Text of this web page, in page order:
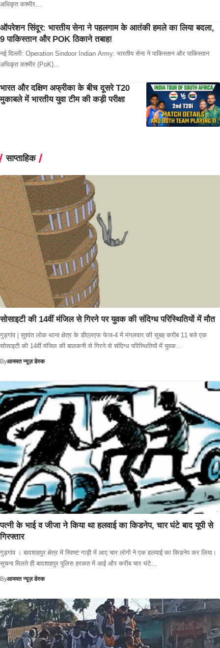
अधिकृत कश्मीर…
ऑपरेशन सिंदूर: भारतीय सेना ने पहलगाम के आतंकी हमले का लिया बदला,
9 पाकिस्तान और POK ठिकाने तबाह!
नई दिल्ली: Operation Sindoor Indian Army: भारतीय सेना ने पाकिस्तान और पाकिस्तान
अधिकृत कश्मीर (PoK)…
भारत और दक्षिण अफ्रीका के बीच दूसरे T20
मुकाबले में भारतीय युवा टीम की कड़ी परीक्षा
साप्ताहिक
सोसाइटी की 14वीं मंजिल से गिरने पर युवक की संदिग्ध परिस्थितियों में मौत
गुड़गांव | सुशांत लोक थाना क्षेत्र के डीएलएफ फेज-4 में मंगलवार की सुबह करीब 11 बजे एक
सोसाइटी की 14वीं मंजिल की बालकनी से गिरने से संदिग्ध परिस्थितियों में युवक…
Byआममत न्यूज़ डेस्क
पत्नी के भाई व जीजा ने किया था हलवाई का किडनेप, चार घंटे बाद यूपी से
गिरफ्तार
गुड़गांव । बादशाहपुर क्षेत्र में स्विफ्ट गाड़ी में आए चार लोगों ने एक हलवाई का किडनेप कर लिया।
सूचना मिलते ही बादशाहपुर पुलिस हरकत में आई और करीब चार घंटे…
Byआममत न्यूज़ डेस्क